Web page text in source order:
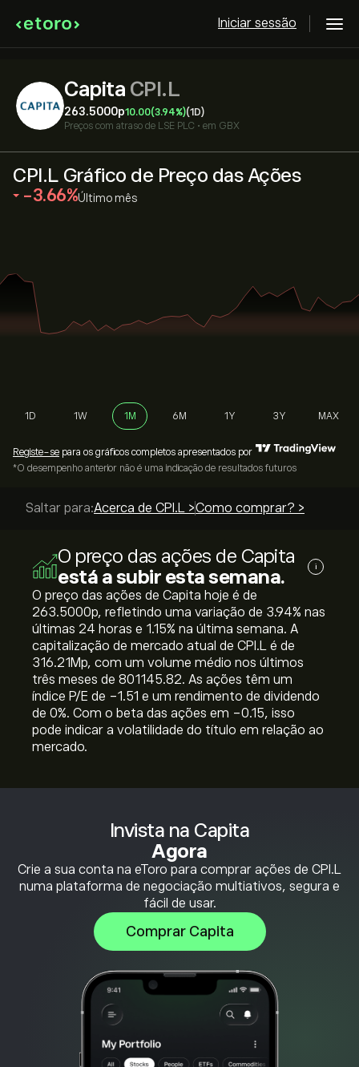
Iniciar sessão
Capita CPI.L
263.5000‎p‎10.00(3.94%)(1D)
Preços com atraso de LSE PLC • em GBX
Invista na Capita
Agora
Crie a sua conta na eToro para comprar ações de CPI.L
numa plataforma de negociação multiativos, segura e
fácil de usar.
Comprar Capita
CPI.L Gráfico de Preço das Ações
‎-3.66‎ Último mês
1D 1W 1M 6M 1Y 3Y MAX
Registe-se para os gráficos completos apresentados por
*O desempenho anterior não é uma indicação de resultados futuros
Saltar para:Acerca de CPI.L >Como comprar? >
O preço das ações de Capita
está a subir esta semana.
i
O preço das ações de Capita hoje é de
263.5000‎p‎, refletindo uma variação de ‎3.94‎% nas
últimas 24 horas e ‎1.15‎% na última semana. A
capitalização de mercado atual de CPI.L é de
316.21M‎p‎, com um volume médio nos últimos
três meses de 801145.82. As ações têm um
índice P/E de -1.51 e um rendimento de dividendo
de 0%. Com o beta das ações em -0.15, isso
pode indicar a volatilidade do título em relação ao
mercado.